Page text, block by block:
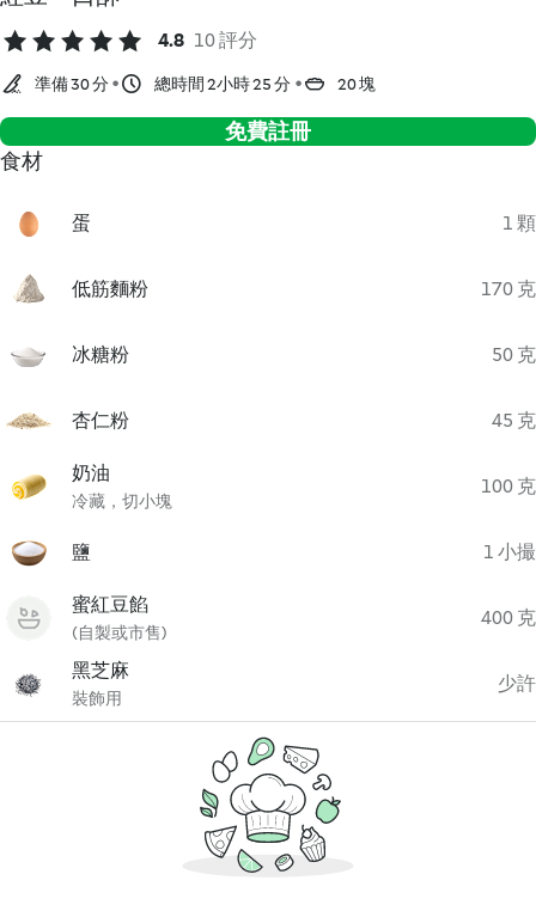
4.8 10 評分
準備 30 分 總時間 2小時 25 分 20 塊
免費註冊
食材
蛋 1 顆
低筋麵粉 170 克
冰糖粉 50 克
杏仁粉 45 克
奶油
冷藏，切小塊
100 克
鹽 1 小撮
蜜紅豆餡
(自製或市售)
400 克
黑芝麻
裝飾用
少許